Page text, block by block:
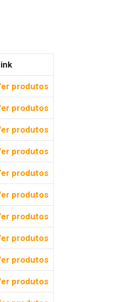
produtos
produtos
produtos
produtos
produtos
produtos
produtos
produtos
produtos
produtos